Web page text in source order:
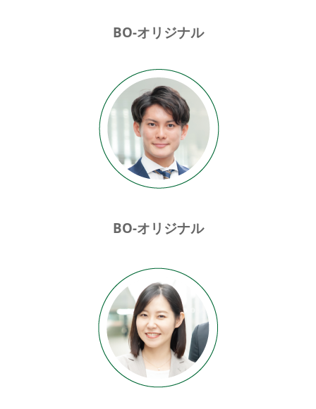
BO-オリジナル
BO-オリジナル